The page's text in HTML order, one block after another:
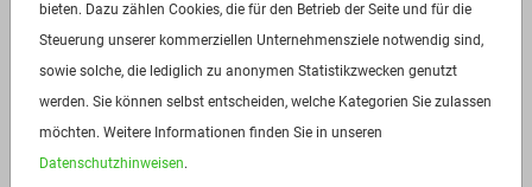
Verfügbar ab:Sofort
Frequenz: Auf Anfrage
Menge:10 t
Preis:Auf Anfrage
bieten. Dazu zählen Cookies, die für den Betrieb der Seite und für die
Steuerung unserer kommerziellen Unternehmensziele notwendig sind,
sowie solche, die lediglich zu anonymen Statistikzwecken genutzt
werden. Sie können selbst entscheiden, welche Kategorien Sie zulassen
möchten. Weitere Informationen finden Sie in unseren
Datenschutzhinweisen.